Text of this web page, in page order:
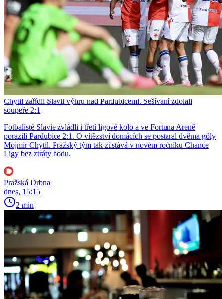
Chytil zařídil Slavii výhru nad Pardubicemi. Sešívaní zdolali
soupeře 2:1
Fotbalisté Slavie zvládli i třetí ligové kolo a ve Fortuna Areně
porazili Pardubice 2:1. O vítězství domácích se postaral dvěma góly
Mojmír Chytil. Pražský tým tak zůstává v novém ročníku Chance
Ligy bez ztráty bodu.
Pražská Drbna
dnes, 15:15
2 min